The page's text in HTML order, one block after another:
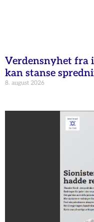
Verdensnyhet fra
kan stanse
8. august 2026